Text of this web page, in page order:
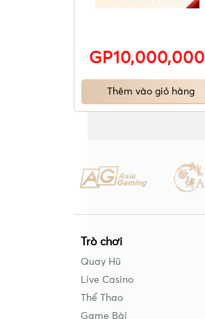
GP10,000,000
Thêm vào giỏ hàng
Trò chơi
Quay Hũ
Live Casino
Thể Thao
Game Bài